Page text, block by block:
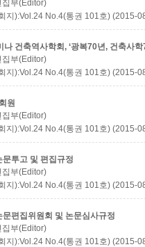
집부(Editor)
지):Vol.24 No.4(통권 101호) (2015-
나 건축역사학회, ‘광복70년, 건축사
집부(Editor)
지):Vol.24 No.4(통권 101호) (2015-
원
집부(Editor)
지):Vol.24 No.4(통권 101호) (2015-
투고 및 편집규정
집부(Editor)
지):Vol.24 No.4(통권 101호) (2015-
편집위원회 및 논문심사규정
집부(Editor)
지):Vol.24 No.4(통권 101호) (2015-